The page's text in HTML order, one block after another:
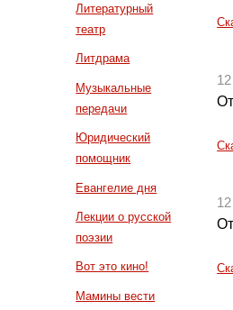
Литературный
театр
Литдрама
Музыкальные
передачи
Юридический
помощник
Евангелие дня
Лекции о русской
поэзии
Вот это кино!
Мамины вести